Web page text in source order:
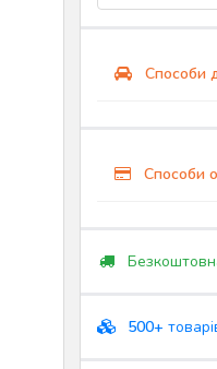
Способи
Способи
500+